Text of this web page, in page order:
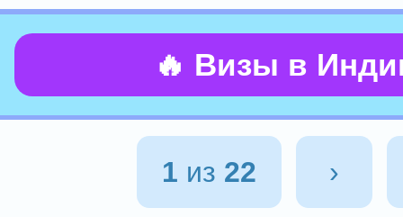
🔥 Визы в
1 из 22 ›